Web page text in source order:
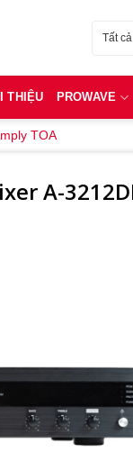
THIỆU PROWAVE
TOA
A-